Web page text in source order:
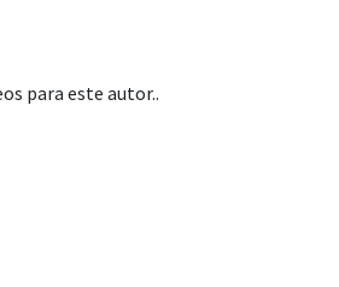
para este autor..